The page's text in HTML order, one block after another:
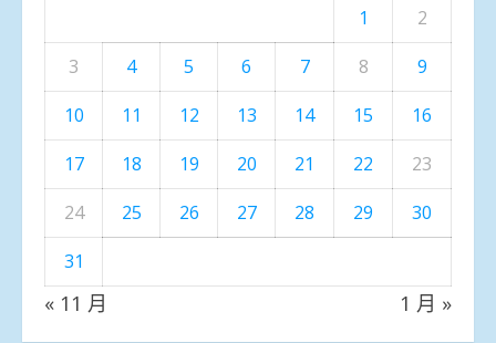
1
2
3
4 5 6 7 8
9
10
11 12 13 14 15
16
17
18 19 20 21 22
23
24
25 26 27 28 29
30
31
« 11 月 1 月 »